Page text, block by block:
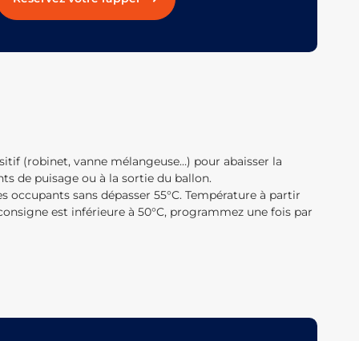
(robinet, vanne mélangeuse…) pour abaisser la
de puisage ou à la sortie du ballon.
sans dépasser 55°C. Température à partir
est inférieure à 50°C, programmez une fois par